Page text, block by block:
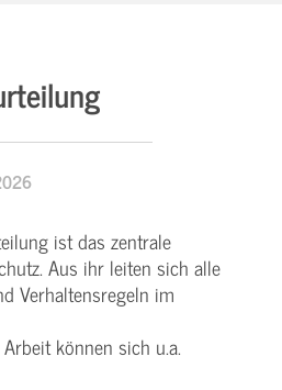
ist das zentrale
Aus ihr leiten sich alle
Verhaltensregeln im
können sich u.a.